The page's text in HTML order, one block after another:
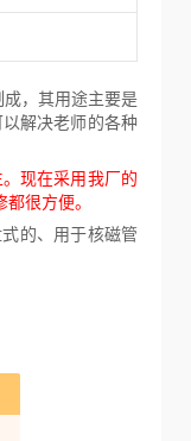
，其用途主要是
解决老师的各种
现在采用我厂的
很方便。
的、用于核磁管